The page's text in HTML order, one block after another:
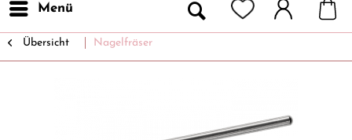
Menü
Übersicht Nagelfräser